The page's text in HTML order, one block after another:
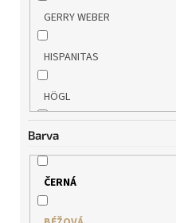
GERRY WEBER
HISPANITAS
HÖGL
IBERIUS
JANA
KLOP
Barva
ČERNÁ